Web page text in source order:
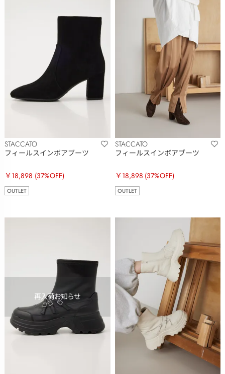
STACCATO
フィールスインボアブーツ
￥18,898 (37%OFF)
OUTLET
STACCATO
フィールスインボアブーツ
￥18,898 (37%OFF)
OUTLET